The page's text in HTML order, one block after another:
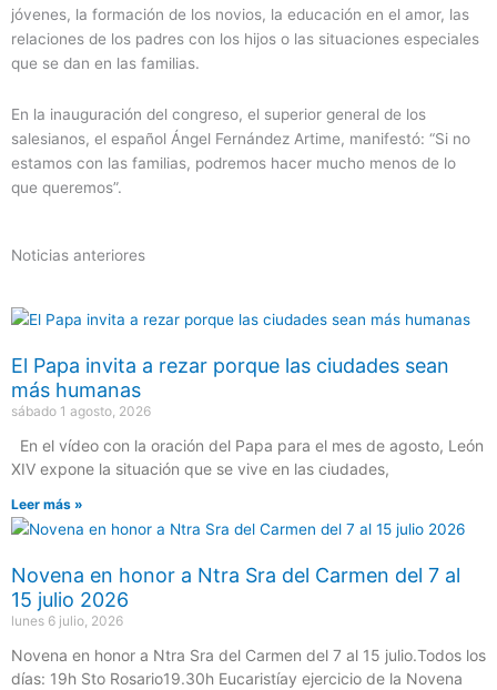
jóvenes, la formación de los novios, la educación en el amor, las
relaciones de los padres con los hijos o las situaciones especiales
que se dan en las familias.
En la inauguración del congreso, el superior general de los
salesianos, el español Ángel Fernández Artime, manifestó: “Si no
estamos con las familias, podremos hacer mucho menos de lo
que queremos”.
Noticias anteriores
El Papa invita a rezar porque las ciudades sean
más humanas
sábado 1 agosto, 2026
En el vídeo con la oración del Papa para el mes de agosto, León
XIV expone la situación que se vive en las ciudades,
Leer más »
Novena en honor a Ntra Sra del Carmen del 7 al
15 julio 2026
lunes 6 julio, 2026
Novena en honor a Ntra Sra del Carmen del 7 al 15 julio.Todos los
días: 19h Sto Rosario19.30h Eucaristíay ejercicio de la Novena